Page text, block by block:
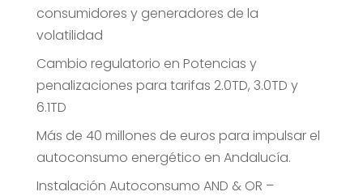
consumidores y generadores de la
volatilidad
Cambio regulatorio en Potencias y
penalizaciones para tarifas 2.0TD, 3.0TD y
6.1TD
Más de 40 millones de euros para impulsar el
autoconsumo energético en Andalucía.
Instalación Autoconsumo AND & OR –